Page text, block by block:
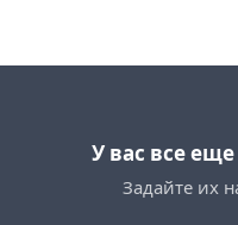
У вас все
Задайте их